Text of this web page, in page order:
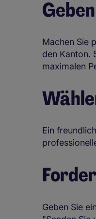
Machen Sie
den Kanton.
maximalen
Ein
Geben Sie